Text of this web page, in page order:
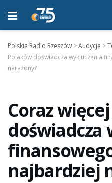
Polskie Radio Rzeszów >Audycje >
Polaków doświadcza wykluczenia
narażony?
Coraz
doświadcza
najbardziej